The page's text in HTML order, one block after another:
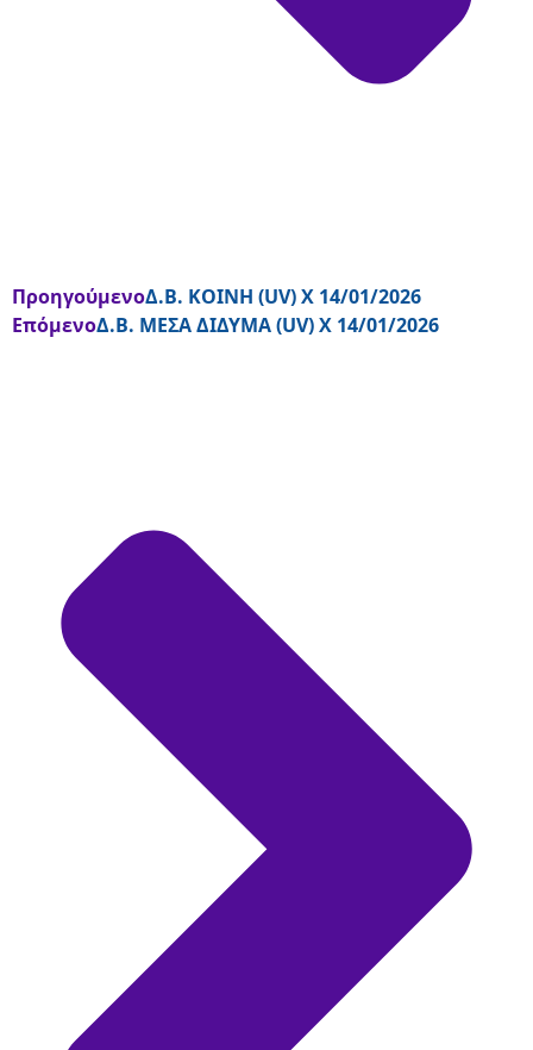
ΠροηγούμενοΔ.Β. ΚΟΙΝΗ (UV) Χ 14/01/2026
ΕπόμενοΔ.Β. ΜΕΣΑ ΔΙΔΥΜΑ (UV) Χ 14/01/2026